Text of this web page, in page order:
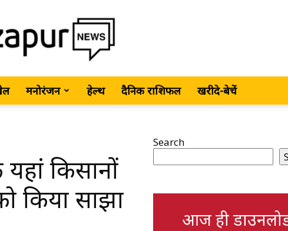
MirzapurNews.com
•
मनोरंजन हेल्थ दैनिक राशिफल खरीदे-बेचें
किसानों
किया साझा
Search
आज ही